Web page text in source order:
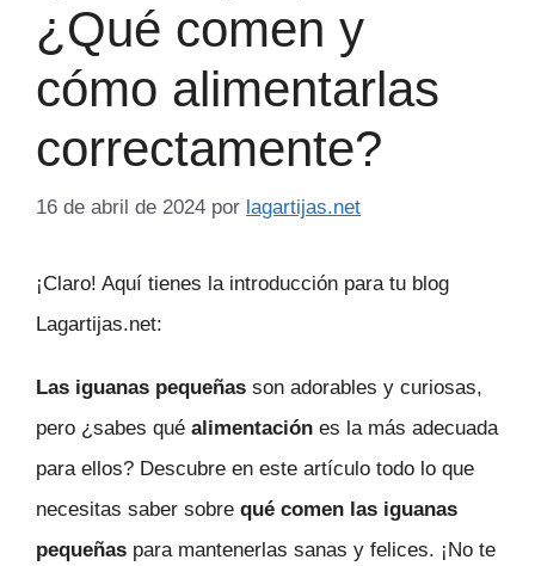
¿Qué comen y
cómo alimentarlas
correctamente?
16 de abril de 2024 por lagartijas.net
¡Claro! Aquí tienes la introducción para tu blog
Lagartijas.net:
Las iguanas pequeñas son adorables y curiosas,
pero ¿sabes qué alimentación es la más adecuada
para ellos? Descubre en este artículo todo lo que
necesitas saber sobre qué comen las iguanas
pequeñas para mantenerlas sanas y felices. ¡No te